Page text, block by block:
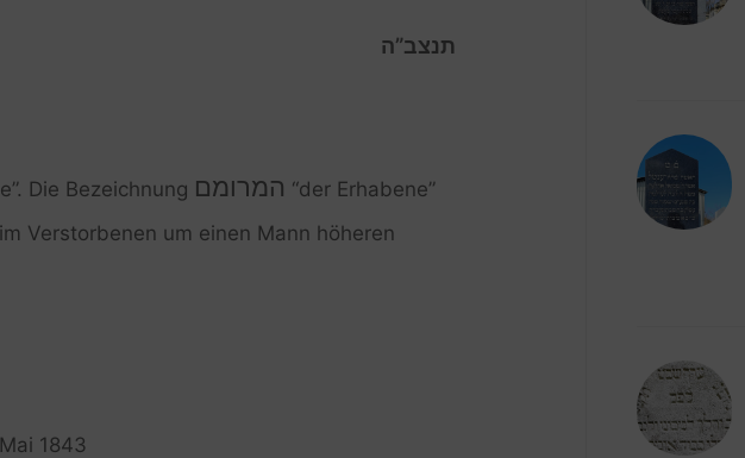
תנצב”ה
Die Bezeichnung המרומם “der Erhabene”
Verstorbenen um einen Mann höheren
1843